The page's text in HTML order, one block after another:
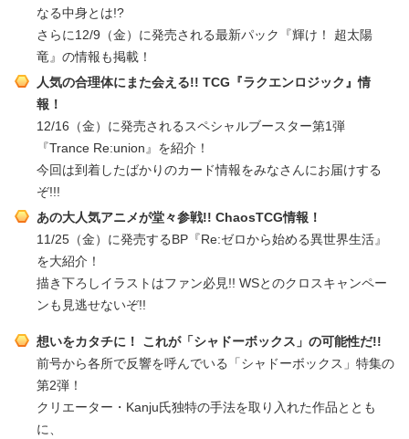
なる中身とは!?
さらに12/9（金）に発売される最新パック『輝け！ 超太陽
竜』の情報も掲載！
人気の合理体にまた会える!! TCG『ラクエンロジック』情
報！
12/16（金）に発売されるスペシャルブースター第1弾
『Trance Re:union』を紹介！
今回は到着したばかりのカード情報をみなさんにお届けする
ぞ!!!
あの大人気アニメが堂々参戦!! ChaosTCG情報！
11/25（金）に発売するBP『Re:ゼロから始める異世界生活』
を大紹介！
描き下ろしイラストはファン必見!! WSとのクロスキャンペー
ンも見逃せないぞ!!
想いをカタチに！ これが「シャドーボックス」の可能性だ!!
前号から各所で反響を呼んでいる「シャドーボックス」特集の
第2弾！
クリエーター・Kanju氏独特の手法を取り入れた作品ととも
に、